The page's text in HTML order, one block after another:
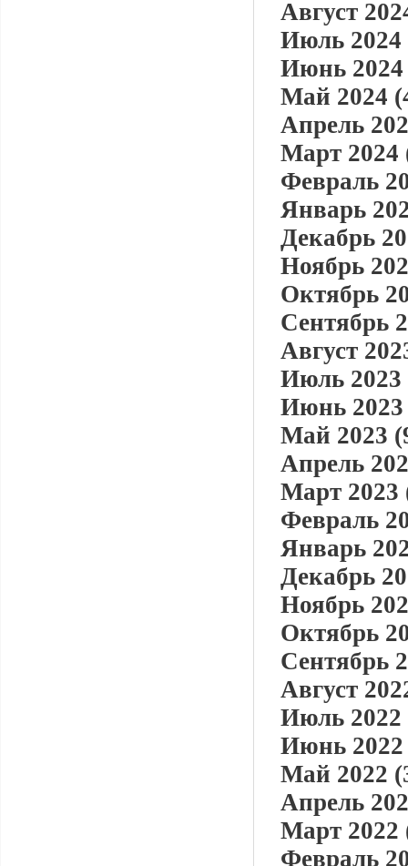
Август
Июль 2024
Июнь 2024
Май 2024
Апрель
Март 2024
Февраль
Январь
Декабрь
Ноябрь
Октябрь
Сентябрь
Август
Июль 2023
Июнь 2023
Май 2023
Апрель
Март 2023
Февраль
Январь
Декабрь
Ноябрь
Октябрь
Сентябрь
Август
Июль 2022
Июнь 2022
Май 2022
Апрель
Март 2022
Февраль